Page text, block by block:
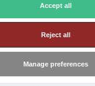
Accept all
Reject all
Manage preferences